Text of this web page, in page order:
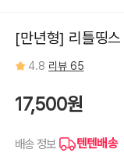
[만년형] 리틀띵스
4.8 리뷰 65
17,500원
배송 정보
텐텐배송